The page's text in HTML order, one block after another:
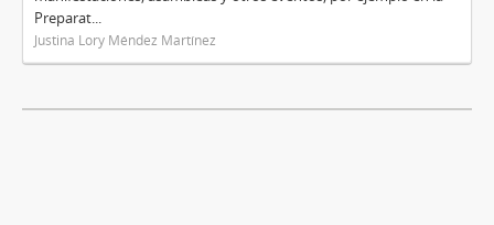
Preparat...
Justina Lory Méndez Martínez